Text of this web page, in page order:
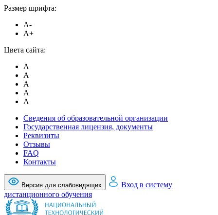
Размер шрифта:
A-
A+
Цвета сайта:
A
A
A
A
A
Сведения об образовательной организации
Государственная лицензия, документы
Реквизиты
Отзывы
FAQ
Контакты
Версия для слабовидящих
Вход в систему
дистанционного обучения